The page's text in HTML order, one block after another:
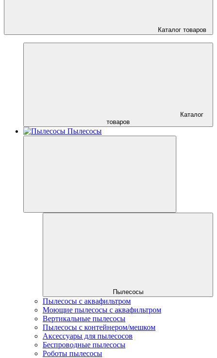
Каталог товаров
Каталог
товаров
Пылесосы
Пылесосы
Пылесосы с аквафильтром
Моющие пылесосы с аквафильтром
Вертикальные пылесосы
Пылесосы с контейнером/мешком
Аксессуары для пылесосов
Беспроводные пылесосы
Роботы пылесосы